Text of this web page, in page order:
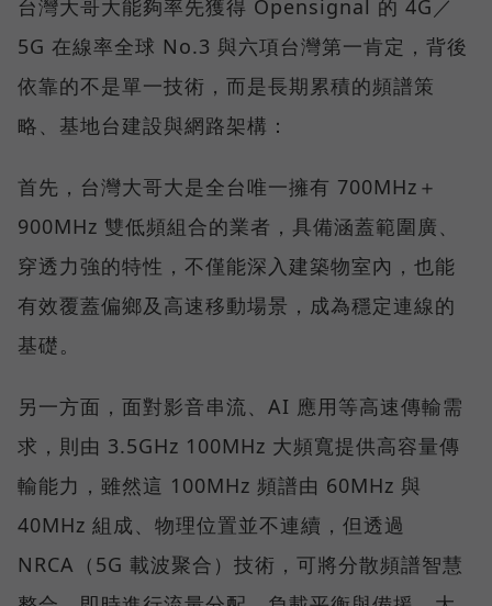
台灣大哥大能夠率先獲得 Opensignal 的 4G／
5G 在線率全球 No.3 與六項台灣第一肯定，背後
依靠的不是單一技術，而是長期累積的頻譜策
略、基地台建設與網路架構：
首先，台灣大哥大是全台唯一擁有 700MHz＋
900MHz 雙低頻組合的業者，具備涵蓋範圍廣、
穿透力強的特性，不僅能深入建築物室內，也能
有效覆蓋偏鄉及高速移動場景，成為穩定連線的
基礎。
另一方面，面對影音串流、AI 應用等高速傳輸需
求，則由 3.5GHz 100MHz 大頻寬提供高容量傳
輸能力，雖然這 100MHz 頻譜由 60MHz 與
40MHz 組成、物理位置並不連續，但透過
NRCA（5G 載波聚合）技術，可將分散頻譜智慧